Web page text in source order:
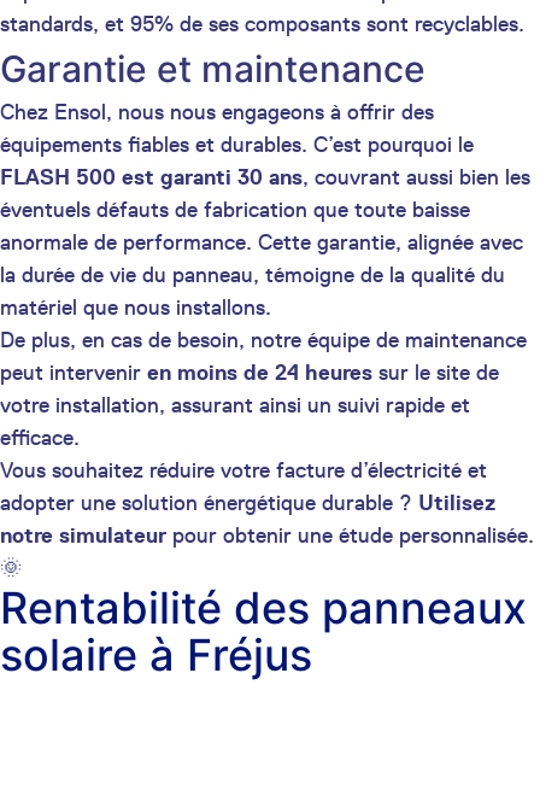
standards, et 95% de ses composants sont recyclables.
Garantie et maintenance
Chez Ensol, nous nous engageons à offrir des
équipements fiables et durables. C’est pourquoi le
FLASH 500 est garanti 30 ans, couvrant aussi bien les
éventuels défauts de fabrication que toute baisse
anormale de performance. Cette garantie, alignée avec
la durée de vie du panneau, témoigne de la qualité du
matériel que nous installons.
De plus, en cas de besoin, notre équipe de maintenance
peut intervenir en moins de 24 heures sur le site de
votre installation, assurant ainsi un suivi rapide et
efficace.
Vous souhaitez réduire votre facture d’électricité et
adopter une solution énergétique durable ? Utilisez
notre simulateur pour obtenir une étude personnalisée.
🌞
Rentabilité des panneaux
solaire à Fréjus